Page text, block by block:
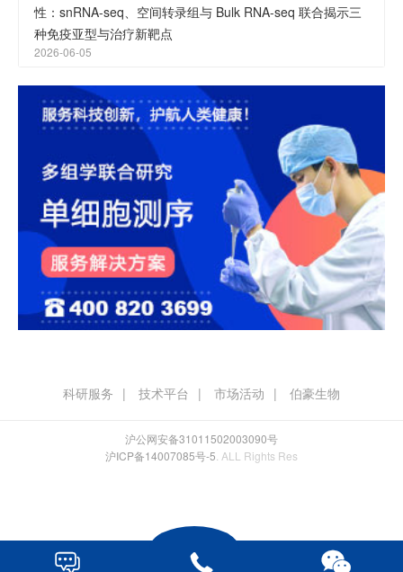
性：snRNA-seq、空间转录组与 Bulk RNA-seq 联合揭示三
种免疫亚型与治疗新靶点
2026-06-05
  
科研服务 技术平台 市场活动 伯豪生物
沪公网安备31011502003090号
沪ICP备14007085号-5 . ALL Rights Res